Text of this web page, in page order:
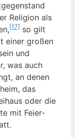
Reli­gi­on als
[17] so gilt
einer gro­ßen
und
was auch
an denen
das
oder die
mit Fei­er­